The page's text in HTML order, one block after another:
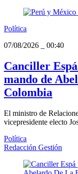
Política
07/08/2026
00:40
Canciller
mando de
Colombia
El ministro de
vicepresidente electo
Política
Redacción Gestión